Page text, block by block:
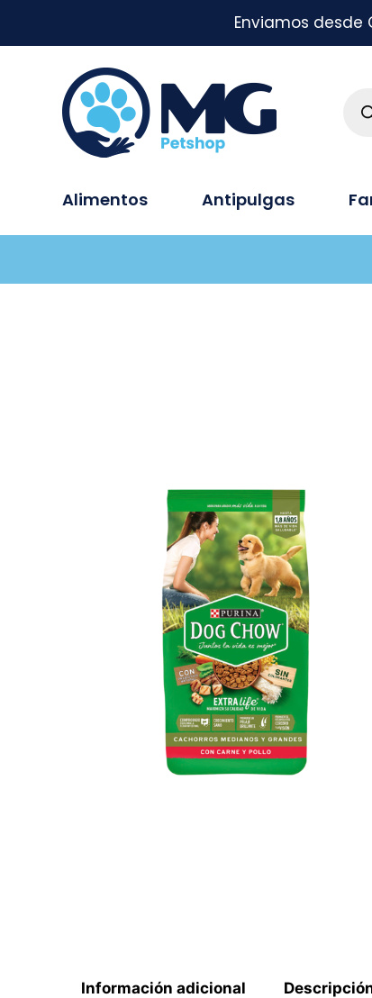
Enviamos desde
Alimentos Antipulgas
Información adicional